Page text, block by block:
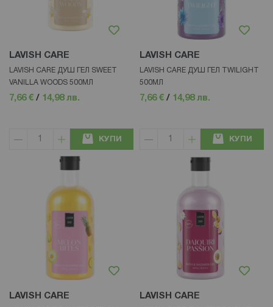
LAVISH CARE
LAVISH CARE ДУШ ГЕЛ SWEET
VANILLA WOODS 500МЛ
7,66 € / 14,98 лв.
КУПИ
LAVISH CARE
LAVISH CARE ДУШ ГЕЛ TWILIGHT
500МЛ
7,66 € / 14,98 лв.
КУПИ
LAVISH CARE LAVISH CARE